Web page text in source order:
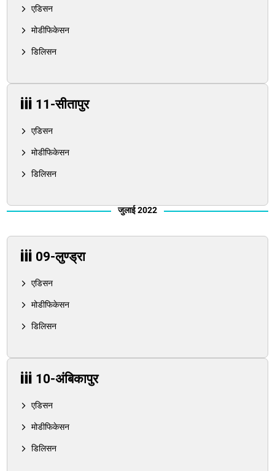
एडिसन
मोडीफिकेसन
डिलिसन
11-सीतापुर
एडिसन
मोडीफिकेसन
डिलिसन
जुलाई 2022
09-लुण्ड्रा
एडिसन
मोडीफिकेसन
डिलिसन
10-अंबिकापुर
एडिसन
मोडीफिकेसन
डिलिसन